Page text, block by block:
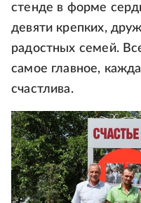
стенде в форме
девяти крепких,
радостных семей.
самое главное,
счастлива.